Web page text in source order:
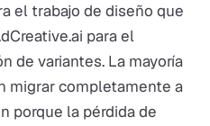
el trabajo de diseño que
para el
de variantes. La mayoría
migrar completamente a
porque la pérdida de